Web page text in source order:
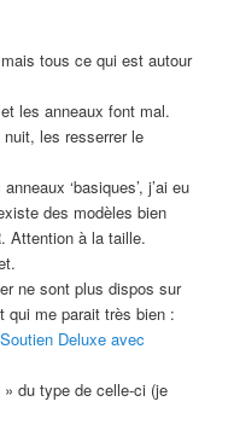
tous ce qui est autour
les anneaux font mal.
les resserrer le
‘basiques’, j’ai eu
des modèles bien
Attention à la taille.
ne sont plus dispos sur
qui me parait très bien :
Deluxe avec
du type de celle-ci (je